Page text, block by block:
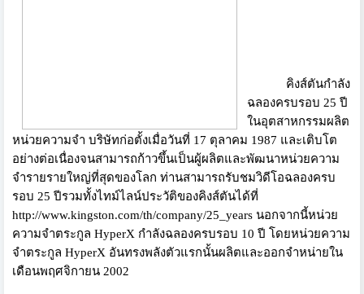
คิงส์ตันกำลัง
ฉลองครบรอบ 25 ปี
ในอุตสาหกรรมผลิต
หน่วยความจำ บริษัทก่อตั้งเมื่อวันที่ 17 ตุลาคม 1987 และเติบโต
อย่างต่อเนื่องจนสามารถก้าวขึ้นเป็นผู้ผลิตและพัฒนาหน่วยความ
จำรายรายใหญ่ที่สุดของโลก ท่านสามารถรับชมวิดีโอฉลองครบ
รอบ 25 ปีรวมทั้งไทม์ไลน์ประวัติของคิงส์ตันได้ที่
http://www.kingston.com/th/company/25_years นอกจากนี้หน่วย
ความจำตระกูล HyperX กำลังฉลองครบรอบ 10 ปี โดยหน่วยความ
จำตระกูล HyperX อันทรงพลังตัวแรกนั้นผลิตและออกจำหน่ายใน
เดือนพฤศจิกายน 2002